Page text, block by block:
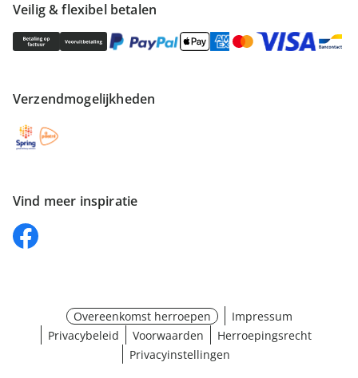
Veilig & flexibel betalen
Verzendmogelijkheden
Vind meer inspiratie
Overeenkomst herroepen
Impressum
Privacybeleid
Voorwaarden
Herroepingsrecht
Privacyinstellingen